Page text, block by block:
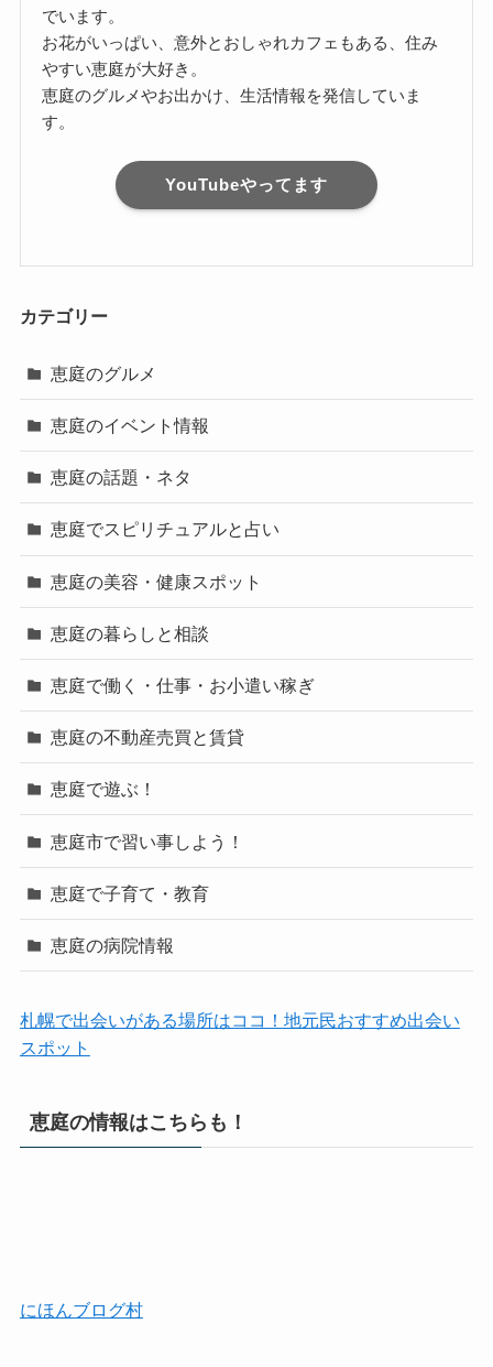
でいます。
お花がいっぱい、意外とおしゃれカフェもある、住み
やすい恵庭が大好き。
恵庭のグルメやお出かけ、生活情報を発信していま
す。
YouTubeやってます
カテゴリー
恵庭のグルメ
恵庭のイベント情報
恵庭の話題・ネタ
恵庭でスピリチュアルと占い
恵庭の美容・健康スポット
恵庭の暮らしと相談
恵庭で働く・仕事・お小遣い稼ぎ
恵庭の不動産売買と賃貸
恵庭で遊ぶ！
恵庭市で習い事しよう！
恵庭で子育て・教育
恵庭の病院情報
札幌で出会いがある場所はココ！地元民おすすめ出会い
スポット
恵庭の情報はこちらも！
にほんブログ村